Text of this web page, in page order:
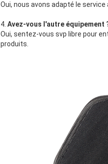
Oui, nous avons adapté le service
4. Avez-vous l'autre équipement
Oui, sentez-vous svp libre pour
produits.